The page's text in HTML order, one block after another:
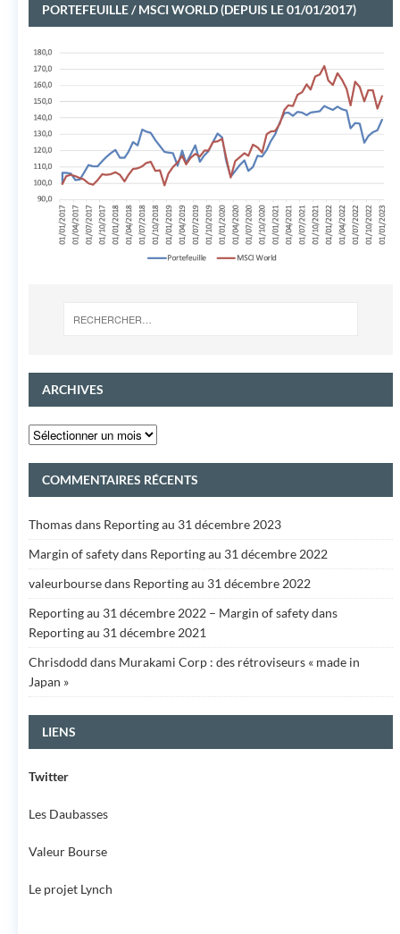
PORTEFEUILLE / MSCI WORLD (DEPUIS LE 01/01/2017)
ARCHIVES
COMMENTAIRES RÉCENTS
Thomasdans Reporting au 31 décembre 2023
Margin of safetydans Reporting au 31 décembre 2022
valeurboursedans Reporting au 31 décembre 2022
Reporting au 31 décembre 2022 – Margin of safetydans
Reporting au 31 décembre 2021
Chrisdodd dans Murakami Corp : des rétroviseurs « made in
Japan »
LIENS
Twitter
Les Daubasses
Valeur Bourse
Le projet Lynch